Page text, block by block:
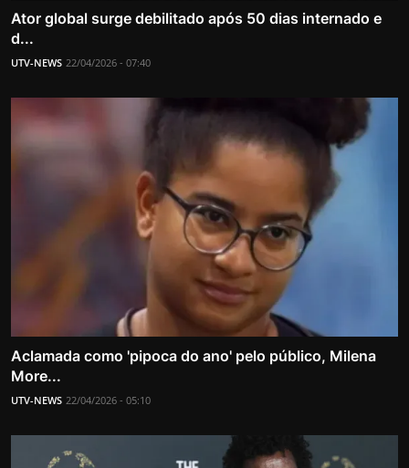
Ator global surge debilitado após 50 dias internado e
d...
UTV-NEWS 22/04/2026 - 07:40
Aclamada como 'pipoca do ano' pelo público, Milena
More...
UTV-NEWS 22/04/2026 - 05:10